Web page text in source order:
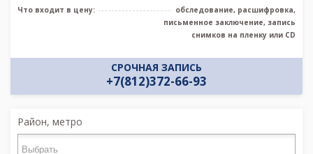
Что входит в цену:
обследование, расшифровка,
письменное заключение, запись
снимков на пленку или CD
СРОЧНАЯ ЗАПИСЬ
+7(812)372-66-93
Район, метро